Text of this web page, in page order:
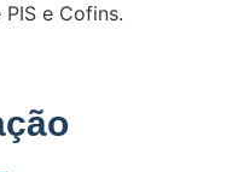
e Cofins.